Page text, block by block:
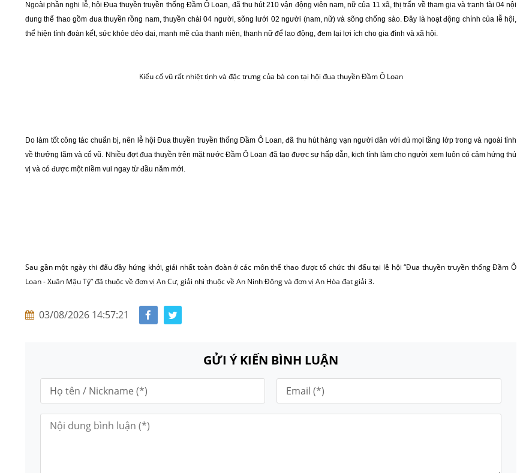
Ngoài phần nghi lễ, hội Đua thuyền truyền thống Đầm Ô Loan, đã thu hút 210 vận động viên nam, nữ của 11 xã, thị trấn về tham gia và tranh tài 04 nội
dung thể thao gồm đua thuyền rồng nam, thuyền chài 04 người, sõng lưới 02 người (nam, nữ) và sõng chống sào. Đây là hoạt động chính của lễ hội,
thể hiện tính đoàn kết, sức khỏe dẻo dai, mạnh mẽ của thanh niên, thanh nữ để lao động, đem lại lợi ích cho gia đình và xã hội.
Kiểu cổ vũ rất nhiệt tình và đặc trưng của bà con tại hội đua thuyền Đầm Ô Loan
Do làm tốt công tác chuẩn bị, nên lễ hội Đua thuyền truyền thống Đầm Ô Loan, đã thu hút hàng vạn người dân với đủ mọi tầng lớp trong và ngoài tỉnh
về thưởng lãm và cổ vũ. Nhiều đợt đua thuyền trên mặt nước Đầm Ô Loan đã tạo được sự hấp dẫn, kịch tính làm cho người xem luôn có cảm hứng thú
vị và có được một niềm vui ngay từ đầu năm mới.
Sau gần một ngày thi đấu đầy hứng khởi, giải nhất toàn đoàn ở các môn thể thao được tổ chức thi đấu tại lễ hội “Đua thuyền truyền thống Đầm Ô
Loan - Xuân Mậu Tý” đã thuộc về đơn vị An Cư, giải nhì thuộc về An Ninh Đông và đơn vị An Hòa đạt giải 3.
03/08/2026 14:57:21
GỬI Ý KIẾN BÌNH LUẬN